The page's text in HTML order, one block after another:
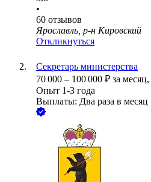
•
60 отзывов
Ярославль, р-н Кировский
Откликнуться
Секретарь министерства
70 000 – 100 000 ₽ за месяц,
Опыт 1-3 года
Выплаты: Два раза в месяц